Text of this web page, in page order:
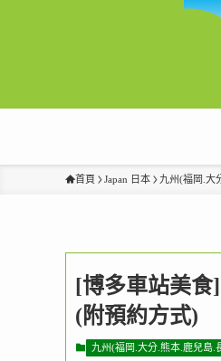
首頁 Japan 日本 九州(福岡.大
[博多車站美食
(附預約方式)
九州(福岡.大分.熊本.鹿兒島.